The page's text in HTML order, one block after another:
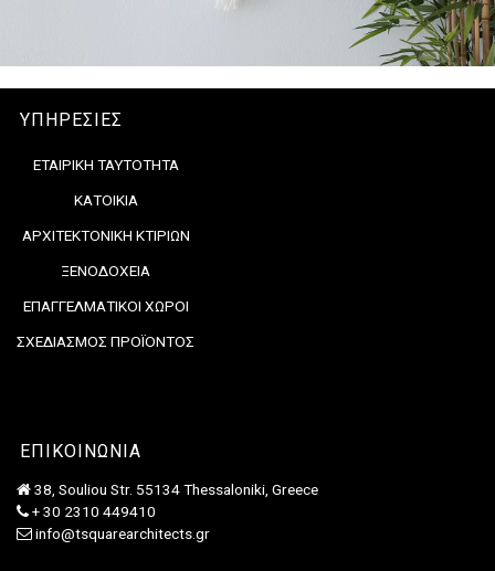
ΥΠΗΡΕΣΙΕΣ
ΕΤΑΙΡΙΚΗ ΤΑΥΤΟΤΗΤΑ
ΚΑΤΟΙΚΙΑ
ΑΡΧΙΤΕΚΤΟΝΙΚΗ ΚΤΙΡΙΩΝ
ΞΕΝΟΔΟΧΕΙΑ
ΕΠΑΓΓΕΛΜΑΤΙΚΟΙ ΧΩΡΟΙ
ΣΧΕΔΙΑΣΜΟΣ ΠΡΟΪΟΝΤΟΣ
ΕΠΙΚΟΙΝΩΝΙΑ
38, Souliou Str. 55134 Thessaloniki, Greece
+ 30 2310 449410
info@tsquarearchitects.gr